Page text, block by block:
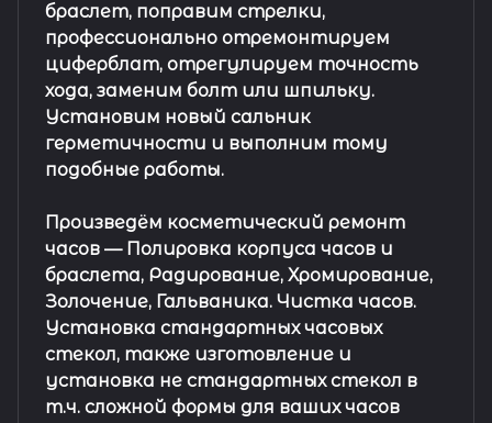
браслет, поправим стрелки,
профессионально отремонтируем
циферблат, отрегулируем точность
хода, заменим болт или шпильку.
Установим новый сальник
герметичности и выполним тому
подобные работы.
Произведём косметический ремонт
часов — Полировка корпуса часов и
браслета, Радирование, Хромирование,
Золочение, Гальваника. Чистка часов.
Установка стандартных часовых
стекол, также изготовление и
установка не стандартных стекол в
т.ч. сложной формы для ваших часов